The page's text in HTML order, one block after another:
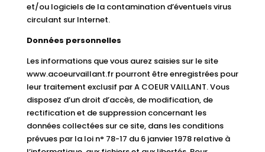
et/ou logiciels de la contamination d’éventuels virus
circulant sur Internet.
Données personnelles
Les informations que vous aurez saisies sur le site
www.acoeurvaillant.fr pourront être enregistrées pour
leur traitement exclusif par A COEUR VAILLANT. Vous
disposez d’un droit d’accès, de modification, de
rectification et de suppression concernant les
données collectées sur ce site, dans les conditions
prévues par la loi n° 78-17 du 6 janvier 1978 relative à